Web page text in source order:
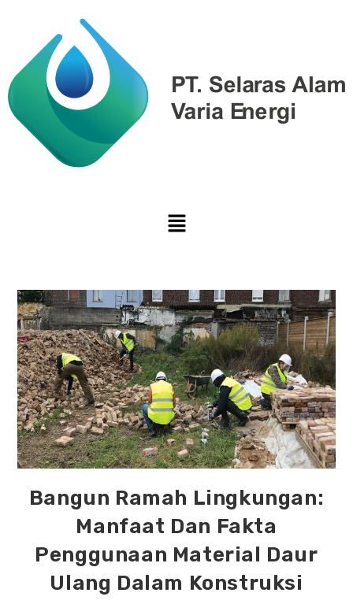
Bangun Ramah Lingkungan:
Manfaat Dan Fakta
Penggunaan Material Daur
Ulang Dalam Konstruksi